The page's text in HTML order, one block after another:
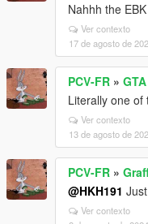
Nahhh the
Ver contexto
17 de agosto de
PCV-FR »
Literally one of
Ver contexto
13 de agosto de
PCV-FR »
@HKH191
Ver contexto